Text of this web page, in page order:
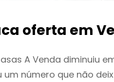
oferta em
A Venda diminuiu
número que não